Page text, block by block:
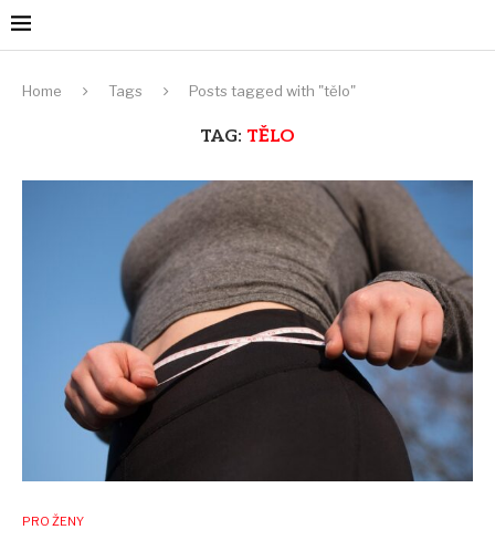
Home Tags Posts tagged with "tělo"
TAG: TĚLO
PRO ŽENY